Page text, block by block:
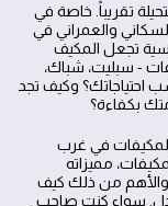
تقريباً. خاصة في
والعمراني في
تجعل المكيف
- سبليت، شباك،
احتياجاتك؟ وكيف تجد
بكفاءة؟
في غرب
مميزاته
والأهم من ذلك كيف
سواء كنت صاحب